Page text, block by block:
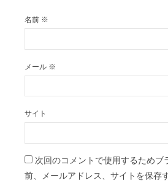
名前 ※
メール ※
サイト
次回のコメントで使用するためブ
前、メールアドレス、サイトを保存す